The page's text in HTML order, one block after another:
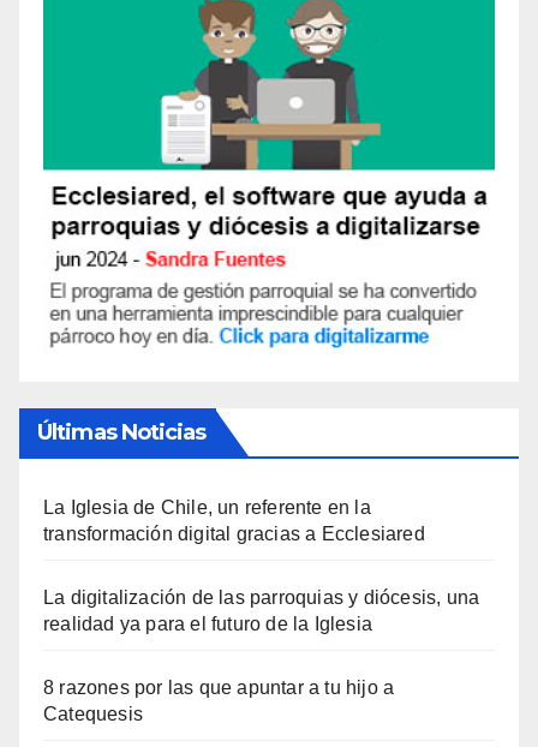
Últimas Noticias
La Iglesia de Chile, un referente en la
transformación digital gracias a Ecclesiared
La digitalización de las parroquias y diócesis, una
realidad ya para el futuro de la Iglesia
8 razones por las que apuntar a tu hijo a
Catequesis